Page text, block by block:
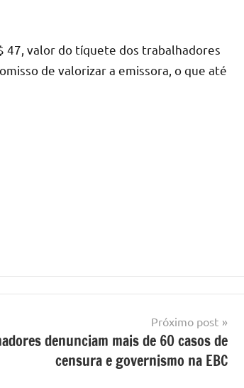
47, valor do tíquete dos trabalhadores
de valorizar a emissora, o que até
Próximo post
denunciam mais de 60 casos de
censura e governismo na EBC